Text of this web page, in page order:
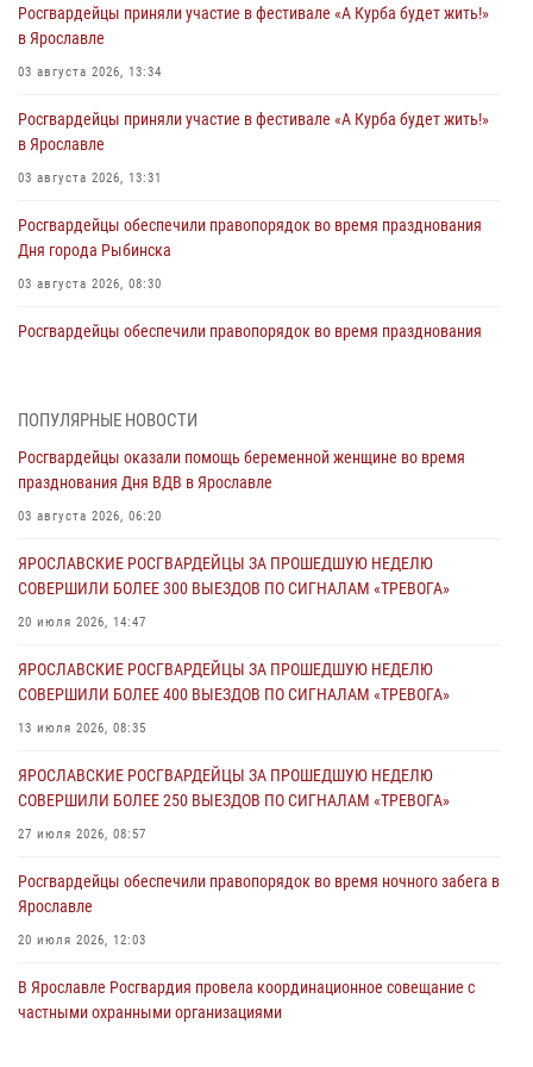
Росгвардейцы приняли участие в фестивале «А Курба будет жить!»
в Ярославле
03 августа 2026, 13:34
Росгвардейцы приняли участие в фестивале «А Курба будет жить!»
в Ярославле
03 августа 2026, 13:31
Росгвардейцы обеспечили правопорядок во время празднования
Дня города Рыбинска
03 августа 2026, 08:30
Росгвардейцы обеспечили правопорядок во время празднования
более 300 выездов по сигналам «тревога»
03 августа 2026, 07:24
празднования Дня ВДВ в Ярославле
забега в Ярославле
в Ярославской области
ПОПУЛЯРНЫЕ НОВОСТИ
Росгвардейцы оказали помощь беременной женщине во время
празднования Дня ВДВ в Ярославле
03 августа 2026, 06:20
ЯРОСЛАВСКИЕ РОСГВАРДЕЙЦЫ ЗА ПРОШЕДШУЮ НЕДЕЛЮ
СОВЕРШИЛИ БОЛЕЕ 300 ВЫЕЗДОВ ПО СИГНАЛАМ «ТРЕВОГА»
20 июля 2026, 14:47
ЯРОСЛАВСКИЕ РОСГВАРДЕЙЦЫ ЗА ПРОШЕДШУЮ НЕДЕЛЮ
СОВЕРШИЛИ БОЛЕЕ 400 ВЫЕЗДОВ ПО СИГНАЛАМ «ТРЕВОГА»
13 июля 2026, 08:35
ЯРОСЛАВСКИЕ РОСГВАРДЕЙЦЫ ЗА ПРОШЕДШУЮ НЕДЕЛЮ
СОВЕРШИЛИ БОЛЕЕ 250 ВЫЕЗДОВ ПО СИГНАЛАМ «ТРЕВОГА»
27 июля 2026, 08:57
Росгвардейцы обеспечили правопорядок во время ночного забега в
Ярославле
20 июля 2026, 12:03
В Ярославле Росгвардия провела координационное совещание с
частными охранными организациями